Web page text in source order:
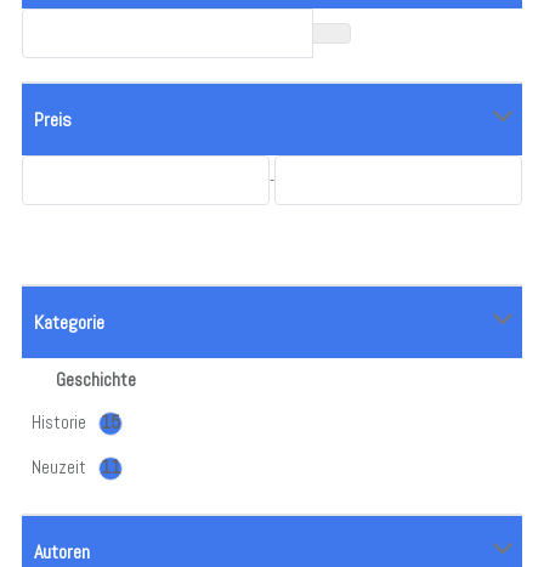
Preis
-
Kategorie
Geschichte
Historie
15
Neuzeit 11
Autoren